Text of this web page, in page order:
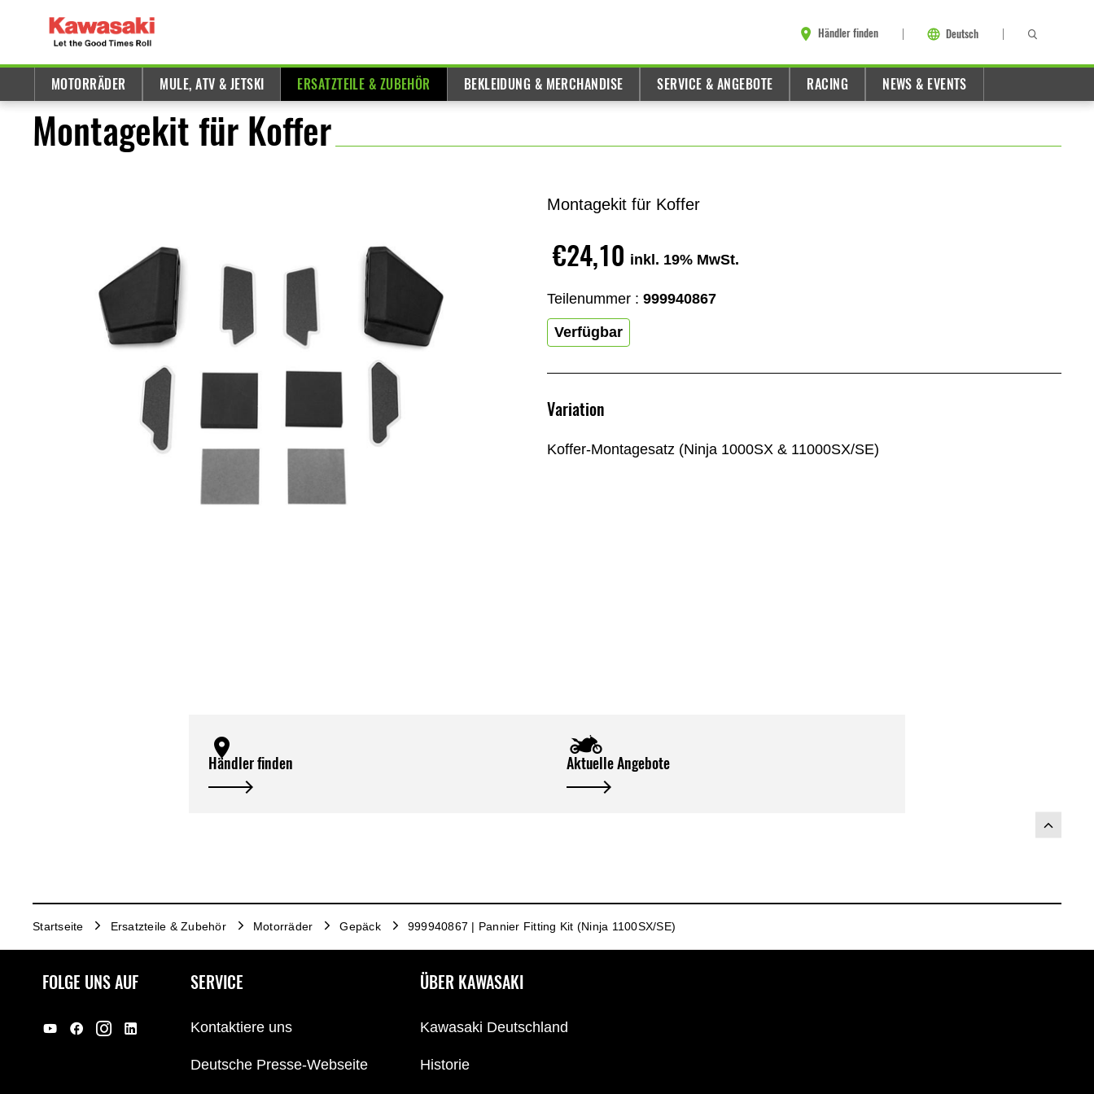
Händler finden Deutsch
MOTORRÄDER MULE, ATV & JETSKI ERSATZTEILE & ZUBEHÖR BEKLEIDUNG & MERCHANDISE SERVICE & ANGEBOTE RACING NEWS & EVENTS
Montagekit für Koffer
Montagekit für Koffer
€24,10 inkl. 19% MwSt.
Teilenummer : 999940867
Verfügbar
Variation
Koffer-Montagesatz (Ninja 1000SX & 11000SX/SE)
Händler finden Aktuelle Angebote
Startseite Ersatzteile & Zubehör Motorräder Gepäck 999940867 | Pannier Fitting Kit (Ninja 1100SX/SE)
FOLGE UNS AUF SERVICE
Kontaktiere uns
Deutsche Presse-Webseite
ÜBER KAWASAKI
Kawasaki Deutschland
Historie